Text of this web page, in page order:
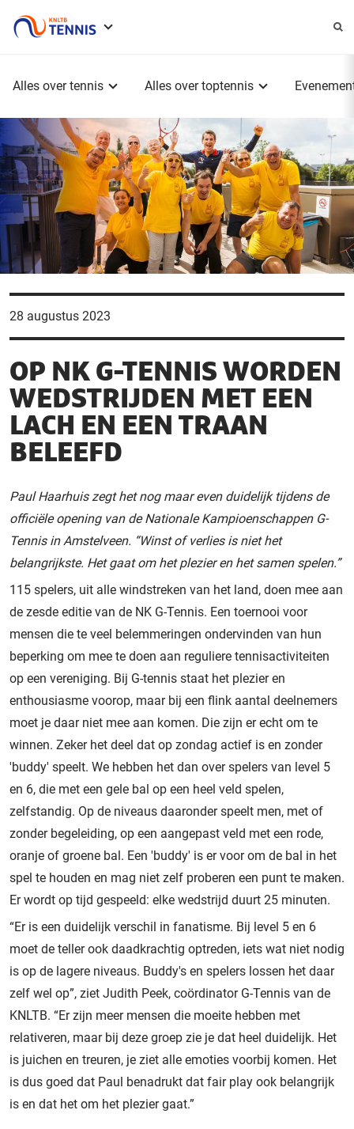
Alles over tennis Alles over toptennis
28 augustus 2023
OP NK G-TENNIS WORDEN
WEDSTRIJDEN MET EEN
LACH EN EEN TRAAN
BELEEFD
Paul Haarhuis zegt het nog maar even duidelijk tijdens de
officiële opening van de Nationale Kampioenschappen G-
Tennis in Amstelveen. “Winst of verlies is niet het
belangrijkste. Het gaat om het plezier en het samen spelen.”
115 spelers, uit alle windstreken van het land, doen mee aan
de zesde editie van de NK G-Tennis. Een toernooi voor
mensen die te veel belemmeringen ondervinden van hun
beperking om mee te doen aan reguliere tennisactiviteiten
op een vereniging. Bij G-tennis staat het plezier en
enthousiasme voorop, maar bij een flink aantal deelnemers
moet je daar niet mee aan komen. Die zijn er echt om te
winnen. Zeker het deel dat op zondag actief is en zonder
'buddy' speelt. We hebben het dan over spelers van level 5
en 6, die met een gele bal op een heel veld spelen,
zelfstandig. Op de niveaus daaronder speelt men, met of
zonder begeleiding, op een aangepast veld met een rode,
oranje of groene bal. Een 'buddy' is er voor om de bal in het
spel te houden en mag niet zelf proberen een punt te maken.
Er wordt op tijd gespeeld: elke wedstrijd duurt 25 minuten.
“Er is een duidelijk verschil in fanatisme. Bij level 5 en 6
moet de teller ook daadkrachtig optreden, iets wat niet nodig
is op de lagere niveaus. Buddy's en spelers lossen het daar
zelf wel op”, ziet Judith Peek, coördinator G-Tennis van de
KNLTB. “Er zijn meer mensen die moeite hebben met
relativeren, maar bij deze groep zie je dat heel duidelijk. Het
is juichen en treuren, je ziet alle emoties voorbij komen. Het
is dus goed dat Paul benadrukt dat fair play ook belangrijk
is en dat het om het plezier gaat.”